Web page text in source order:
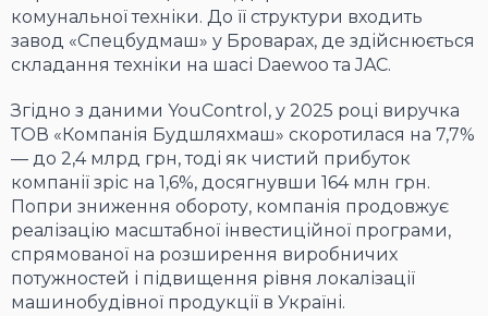
комунальної техніки. До її структури входить
завод «Спецбудмаш» у Броварах, де здійснюється
складання техніки на шасі Daewoo та JAC.
Згідно з даними YouControl, у 2025 році виручка
ТОВ «Компанія Будшляхмаш» скоротилася на 7,7%
— до 2,4 млрд грн, тоді як чистий прибуток
компанії зріс на 1,6%, досягнувши 164 млн грн.
Попри зниження обороту, компанія продовжує
реалізацію масштабної інвестиційної програми,
спрямованої на розширення виробничих
потужностей і підвищення рівня локалізації
машинобудівної продукції в Україні.